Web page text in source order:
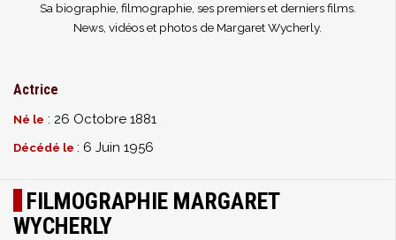
Sa biographie, filmographie, ses premiers et derniers films.
News, vidéos et photos de Margaret Wycherly.
Actrice
Né le : 26 Octobre 1881
Décédé le : 6 Juin 1956
FILMOGRAPHIE MARGARET
WYCHERLY